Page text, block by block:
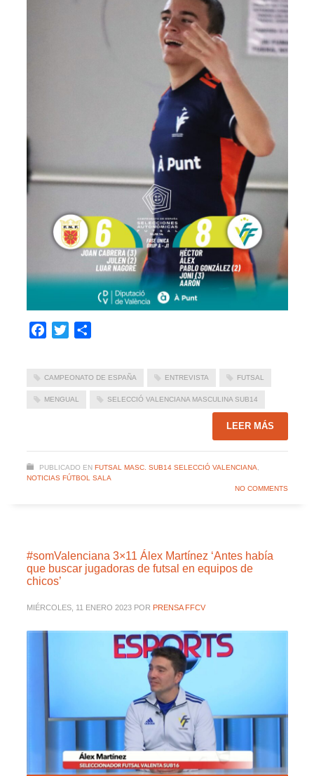
Facebook
Twitter
CAMPEONATO DE ESPAÑA ENTREVISTA FUTSAL
MENGUAL SELECCIÓ VALENCIANA MASCULINA SUB14
LEER MÁS
PUBLICADO EN FUTSAL MASC. SUB14 SELECCIÓ VALENCIANA,
NOTICIAS FÚTBOL SALA
NO COMMENTS
#somValenciana 3×11 Álex Martínez ‘Antes había
que buscar jugadoras de futsal en equipos de
chicos’
MIÉRCOLES, 11 ENERO 2023 POR PRENSA FFCV